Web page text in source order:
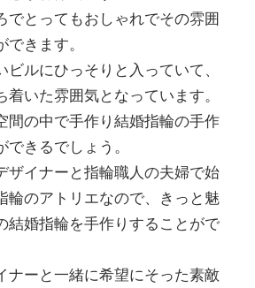
でとってもおしゃれでその雰囲
きます。
ルにひっそりと入っていて、
着いた雰囲気となっています。
間の中で手作り結婚指輪の手作
きるでしょう。
ザイナーと指輪職人の夫婦で始
輪のアトリエなので、きっと魅
結婚指輪を手作りすることがで
ナーと一緒に希望にそった素敵